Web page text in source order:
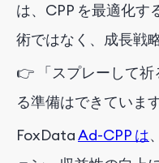
は、CPP を最適化す
術ではなく、成長戦
👉 「スプレーして祈
る準備はできていま
FoxDataAd-CPP は